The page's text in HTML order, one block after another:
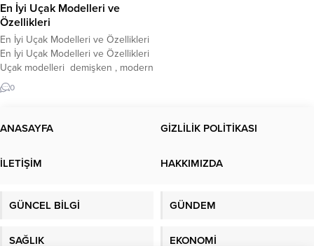
En İyi Uçak Modelleri ve
Özellikleri
En İyi Uçak Modelleri ve Özellikleri
En İyi Uçak Modelleri ve Özellikleri
Uçak modelleri demişken , modern
dünyanın en hızlı ve en güvenli
ulaşım araçlarından biridir. Yıllar
pek çok farklı uçak modeli ortaya
gerekenler: 1....
0
ANASAYFA GİZLİLİK POLİTİKASI
İLETİŞİM HAKKIMIZDA
GÜNCEL BİLGİ GÜNDEM
SAĞLIK EKONOMİ